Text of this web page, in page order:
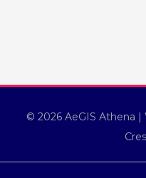
© 2026 AeGIS Athena |